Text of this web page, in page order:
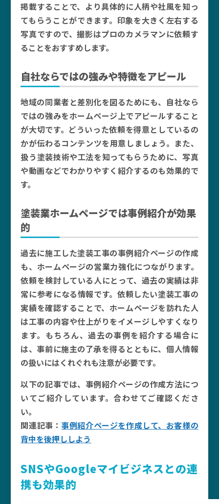
掲載することで、より具体的に人柄や社風を知っ
てもらうことができます。印象を大きく左右する
写真ですので、撮影はプロのカメラマンに依頼す
ることをおすすめします。
自社ならではの強みや特徴をアピール
地域の同業者と差別化を図るためにも、自社なら
ではの強みをホームページ上でアピールすること
が大切です。どういった依頼を得意としているの
かが伝わるコンテンツを用意しましょう。また、
扱う塗装技術や工法を知ってもらうために、写真
や動画などでわかりやすく紹介するのも効果的で
す。
塗装業ホームページでは事例紹介が効果
的
過去に施工した塗装工事の事例紹介ページの作成
も、ホームページの営業力強化につながります。
依頼を検討している人にとって、過去の実績は非
常に参考になる情報です。依頼したい塗装工事の
実績を確認することで、ホームページを訪れた人
は工事の内容や仕上がりをイメージしやすくなり
ます。もちろん、過去の事例を紹介する場合に
は、事前に施主の了承を得るとともに、個人情報
の扱いにはくれぐれも注意が必要です。
以下の記事では、事例紹介ページの作成方法につ
いてご紹介しています。合わせてご確認くださ
い。
関連記事：事例紹介ページを作成して、お客様の
背中を後押ししよう
SNSやGoogleマイビジネスとの連
携も効果的